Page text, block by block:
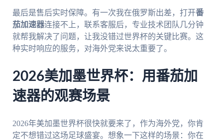
最后是售后实时保障。有一次我在俄罗斯出差，打开番
茄加速器连接不上，联系客服后，专业技术团队几分钟
就帮我解决了问题，让我没错过世界杯的关键比赛。这
种实时响应的服务，对海外党来说太重要了。
2026美加墨世界杯：用番茄加
速器的观赛场景
2026年美加墨世界杯很快就要来了，作为海外党，你肯
定不想错过这场足球盛宴。想象一下这样的场景：你在